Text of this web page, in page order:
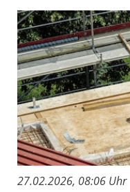
27.02.2026, 08:06 Uhr